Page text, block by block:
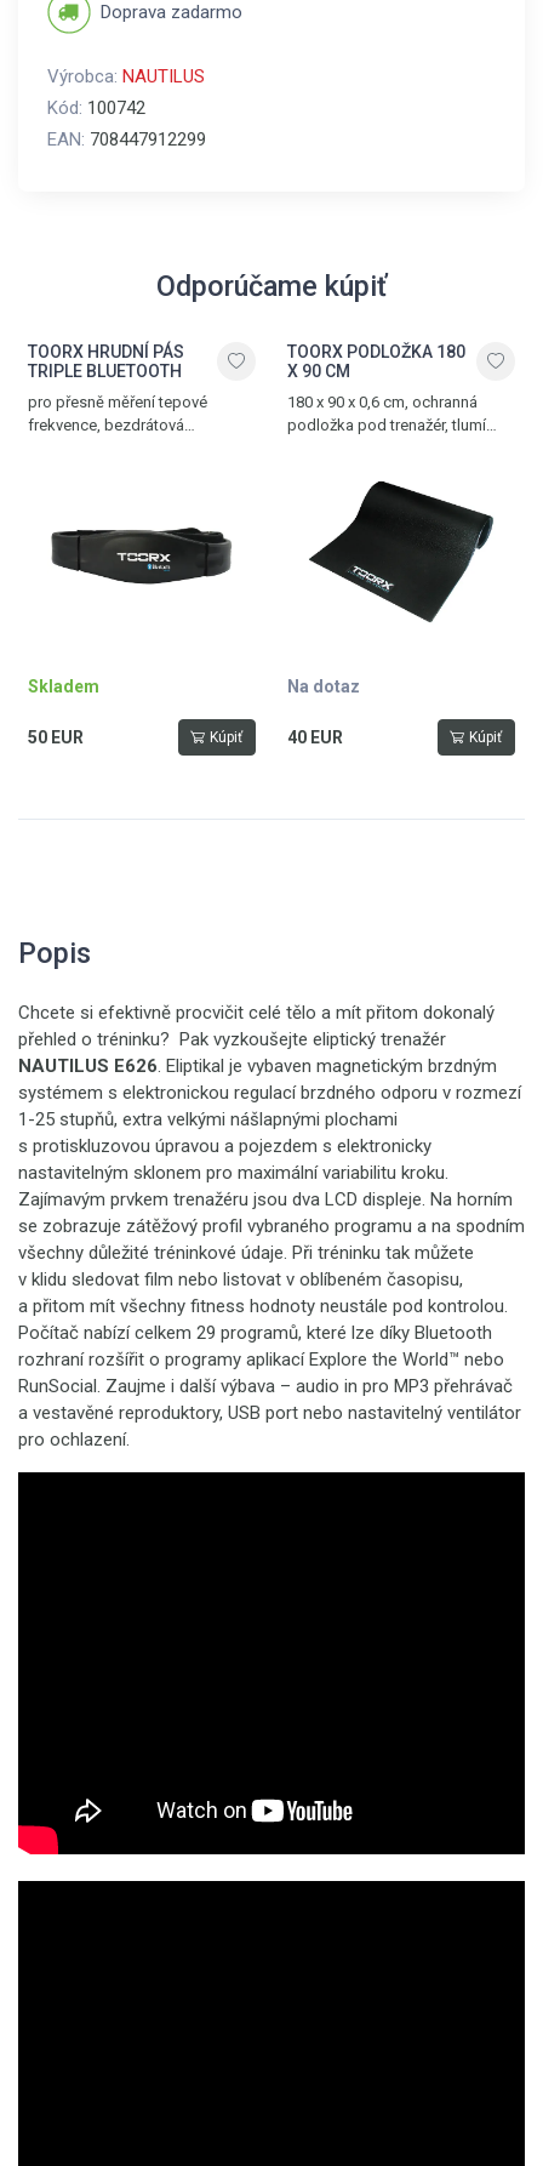
Doprava zadarmo
Výrobca: NAUTILUS
Kód: 100742
EAN: 708447912299
Odporúčame kúpiť
TOORX HRUDNÍ PÁS
TRIPLE BLUETOOTH
pro přesně měření tepové
frekvence, bezdrátová
Skladem
50 EUR Kúpiť
TOORX PODLOŽKA 180
X 90 CM
180 x 90 x 0,6 cm, ochranná
podložka pod trenažér, tlumí
Na dotaz
40 EUR Kúpiť
Popis
Chcete si efektivně procvičit celé tělo a mít přitom dokonalý
přehled o tréninku? Pak vyzkoušejte eliptický trenažér
NAUTILUS E626. Eliptikal je vybaven magnetickým brzdným
systémem s elektronickou regulací brzdného odporu v rozmezí
1-25 stupňů, extra velkými nášlapnými plochami
s protiskluzovou úpravou a pojezdem s elektronicky
nastavitelným sklonem pro maximální variabilitu kroku.
Zajímavým prvkem trenažéru jsou dva LCD displeje. Na horním
se zobrazuje zátěžový profil vybraného programu a na spodním
všechny důležité tréninkové údaje. Při tréninku tak můžete
v klidu sledovat film nebo listovat v oblíbeném časopisu,
a přitom mít všechny fitness hodnoty neustále pod kontrolou.
Počítač nabízí celkem 29 programů, které lze díky Bluetooth
rozhraní rozšířit o programy aplikací Explore the World™ nebo
RunSocial. Zaujme i další výbava – audio in pro MP3 přehrávač
a vestavěné reproduktory, USB port nebo nastavitelný ventilátor
pro ochlazení.